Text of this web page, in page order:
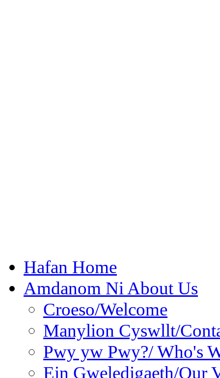
Hafan Home
Amdanom Ni About Us
Croeso/Welcome
Manylion Cyswllt/
Pwy yw Pwy?/ Who's
Ein Gweledigaeth/Our